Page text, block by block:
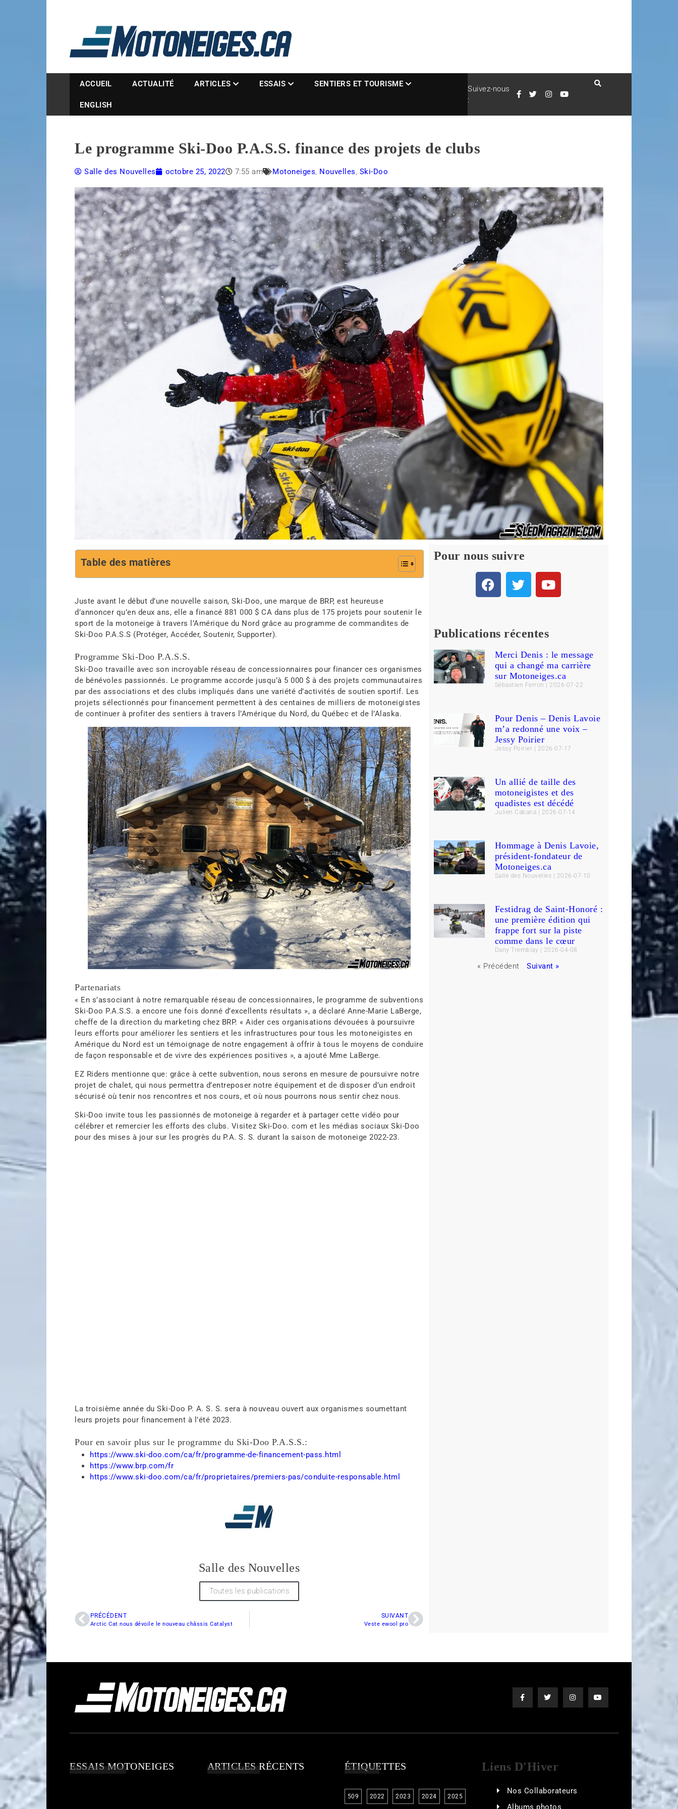
Magazine Motoneiges.ca
ACCUEIL ACTUALITÉ ARTICLES ESSAIS SENTIERS ET TOURISME
ENGLISH
Suivez-nous
:
Le programme Ski-Doo P.A.S.S. finance des projets de clubs
Salle des Nouvelles octobre 25, 2022 7:55 am Motoneiges, Nouvelles, Ski-Doo
Table des matières
Juste avant le début d’une nouvelle saison, Ski-Doo, une marque de BRP, est heureuse
d’annoncer qu’en deux ans, elle a financé 881 000 $ CA dans plus de 175 projets pour soutenir le
sport de la motoneige à travers l’Amérique du Nord grâce au programme de commandites de
Ski-Doo P.A.S.S (Protéger, Accéder, Soutenir, Supporter).
Programme Ski-Doo P.A.S.S.
Ski-Doo travaille avec son incroyable réseau de concessionnaires pour financer ces organismes
de bénévoles passionnés. Le programme accorde jusqu’à 5 000 $ à des projets communautaires
par des associations et des clubs impliqués dans une variété d’activités de soutien sportif. Les
projets sélectionnés pour financement permettent à des centaines de milliers de motoneigistes
de continuer à profiter des sentiers à travers l’Amérique du Nord, du Québec et de l’Alaska.
Partenariats
« En s’associant à notre remarquable réseau de concessionnaires, le programme de subventions
Ski-Doo P.A.S.S. a encore une fois donné d’excellents résultats », a déclaré Anne-Marie LaBerge,
cheffe de la direction du marketing chez BRP. « Aider ces organisations dévouées à poursuivre
leurs efforts pour améliorer les sentiers et les infrastructures pour tous les motoneigistes en
Amérique du Nord est un témoignage de notre engagement à offrir à tous le moyens de conduire
de façon responsable et de vivre des expériences positives », a ajouté Mme LaBerge.
EZ Riders mentionne que: grâce à cette subvention, nous serons en mesure de poursuivre notre
projet de chalet, qui nous permettra d’entreposer notre équipement et de disposer d’un endroit
sécurisé où tenir nos rencontres et nos cours, et où nous pourrons nous sentir chez nous.
Ski-Doo invite tous les passionnés de motoneige à regarder et à partager cette vidéo pour
célébrer et remercier les efforts des clubs. Visitez Ski-Doo. com et les médias sociaux Ski-Doo
pour des mises à jour sur les progrès du P.A. S. S. durant la saison de motoneige 2022-23.
La troisième année du Ski-Doo P. A. S. S. sera à nouveau ouvert aux organismes soumettant
leurs projets pour financement à l’été 2023.
Pour en savoir plus sur le programme du Ski-Doo P.A.S.S.:
https://www.ski-doo.com/ca/fr/programme-de-financement-pass.html
https://www.brp.com/fr
https://www.ski-doo.com/ca/fr/proprietaires/premiers-pas/conduite-responsable.html
Salle des Nouvelles
Toutes les publications
PRÉCÉDENT
Arctic Cat nous dévoile le nouveau châssis Catalyst
SUIVANT
Veste ewool pro
Pour nous suivre
Publications récentes
Merci Denis : le message
qui a changé ma carrière
sur Motoneiges.ca
Sébastien Ferron 2026-07-22
Pour Denis – Denis Lavoie
m’a redonné une voix –
Jessy Poirier
Jessy Poirier 2026-07-17
Un allié de taille des
motoneigistes et des
quadistes est décédé
Julien Cabana 2026-07-14
Hommage à Denis Lavoie,
président-fondateur de
Motoneiges.ca
Salle des Nouvelles 2026-07-10
Festidrag de Saint-Honoré :
une première édition qui
frappe fort sur la piste
comme dans le cœur
Dany Tremblay 2026-04-08
« Précédent Suivant »
ESSAIS MOTONEIGES ARTICLES RÉCENTS ÉTIQUETTES
509 2022 2023 2024 2025
Liens D'Hiver
Nos Collaborateurs
Albums photos